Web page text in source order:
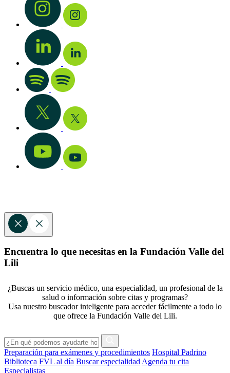
Encuentra lo que necesitas en la Fundación Valle del
Lili
¿Buscas un servicio médico, una especialidad, un profesional de la
salud o información sobre citas y programas?
Usa nuestro buscador inteligente para acceder fácilmente a todo lo
que ofrece la Fundación Valle del Lili.
Preparación para exámenes y procedimientos Hospital Padrino
Biblioteca FVL al día Buscar especialidad Agenda tu cita
Especialistas